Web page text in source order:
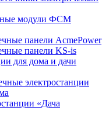
модули ФСМ
панели AcmePower
панели KS-is
для дома и дачи
электростанции
«Дача